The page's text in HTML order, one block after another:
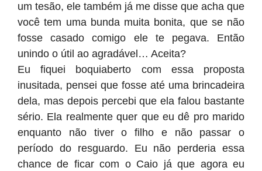
um tesão, ele também já me disse que acha que
você tem uma bunda muita bonita, que se não
fosse casado comigo ele te pegava. Então
unindo o útil ao agradável… Aceita?
Eu fiquei boquiaberto com essa proposta
inusitada, pensei que fosse até uma brincadeira
dela, mas depois percebi que ela falou bastante
sério. Ela realmente quer que eu dê pro marido
enquanto não tiver o filho e não passar o
período do resguardo. Eu não perderia essa
chance de ficar com o Caio já que agora eu